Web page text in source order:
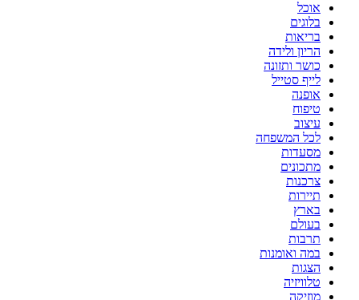
אוכל
בלוגים
בריאות
הריון ולידה
כושר ותזונה
לייף סטייל
אופנה
טיפוח
עיצוב
לכל המשפחה
מסעדות
מתכונים
צרכנות
תיירות
בארץ
בעולם
תרבות
במה ואומנות
הצגות
טלוויזיה
מוזיקה